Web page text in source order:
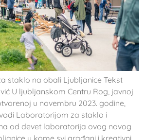
staklo na obali Ljubljanice Tekst
U ljubljanskom Centru Rog, javnoj
u novembru 2023. godine,
Laboratorijom za staklo i
od devet laboratorija ovog novog
u kome svi građani i kreativni